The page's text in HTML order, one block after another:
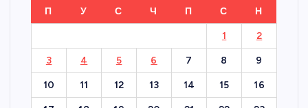
П У С Ч П С Н
1 2
3 4 5 6 7 8 9
10 11 12 13 14 15 16